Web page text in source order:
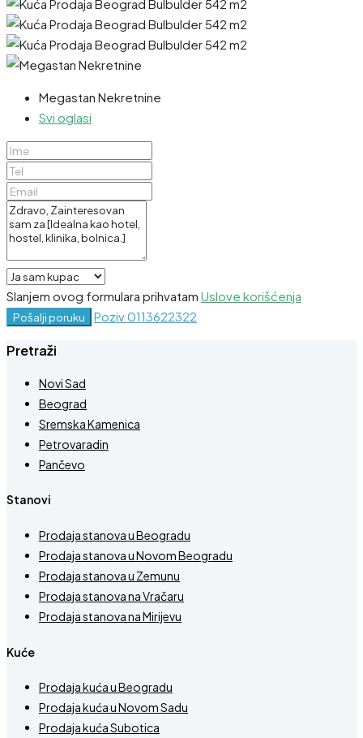
Megastan Nekretnine
Svi oglasi
Slanjem ovog formulara prihvatam Uslove korišćenja
Pošalji poruku Poziv0113622322
Pretraži
Novi Sad
Beograd
Sremska Kamenica
Petrovaradin
Pančevo
Stanovi
Prodaja stanova u Beogradu
Prodaja stanova u Novom Beogradu
Prodaja stanova u Zemunu
Prodaja stanova na Vračaru
Prodaja stanova na Mirijevu
Kuće
Prodaja kuća u Beogradu
Prodaja kuća u Novom Sadu
Prodaja kuća Subotica